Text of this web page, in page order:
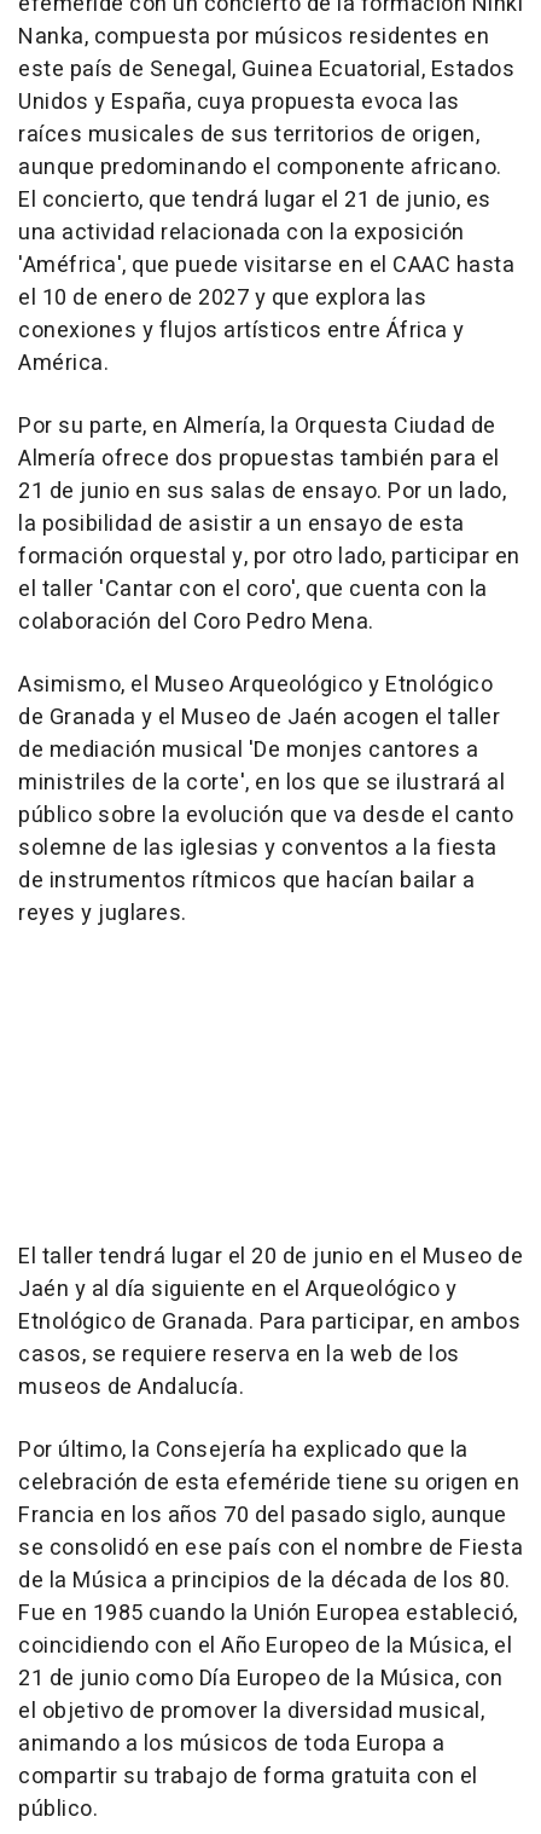
Nanka, compuesta por músicos residentes en
este país de Senegal, Guinea Ecuatorial, Estados
Unidos y España, cuya propuesta evoca las
raíces musicales de sus territorios de origen,
aunque predominando el componente africano.
El concierto, que tendrá lugar el 21 de junio, es
una actividad relacionada con la exposición
'Améfrica', que puede visitarse en el CAAC hasta
el 10 de enero de 2027 y que explora las
conexiones y flujos artísticos entre África y
América.
Por su parte, en Almería, la Orquesta Ciudad de
Almería ofrece dos propuestas también para el
21 de junio en sus salas de ensayo. Por un lado,
la posibilidad de asistir a un ensayo de esta
formación orquestal y, por otro lado, participar en
el taller 'Cantar con el coro', que cuenta con la
colaboración del Coro Pedro Mena.
Asimismo, el Museo Arqueológico y Etnológico
de Granada y el Museo de Jaén acogen el taller
de mediación musical 'De monjes cantores a
ministriles de la corte', en los que se ilustrará al
público sobre la evolución que va desde el canto
solemne de las iglesias y conventos a la fiesta
de instrumentos rítmicos que hacían bailar a
reyes y juglares.
El taller tendrá lugar el 20 de junio en el Museo de
Jaén y al día siguiente en el Arqueológico y
Etnológico de Granada. Para participar, en ambos
casos, se requiere reserva en la web de los
museos de Andalucía.
Por último, la Consejería ha explicado que la
celebración de esta efeméride tiene su origen en
Francia en los años 70 del pasado siglo, aunque
se consolidó en ese país con el nombre de Fiesta
de la Música a principios de la década de los 80.
Fue en 1985 cuando la Unión Europea estableció,
coincidiendo con el Año Europeo de la Música, el
21 de junio como Día Europeo de la Música, con
el objetivo de promover la diversidad musical,
animando a los músicos de toda Europa a
compartir su trabajo de forma gratuita con el
público.